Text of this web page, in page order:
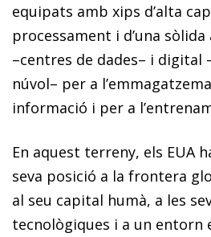
equipats amb xips d’alta
processament i d’una
–centres de dades– i
núvol– per a
informació i per a
En aquest terreny, els EUA
seva posició a la frontera
al seu capital humà, a les
tecnològiques i a un entorn